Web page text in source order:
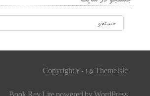
Copyright 2015 ThemeIsle